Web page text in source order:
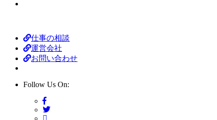
仕事の相談
運営会社
お問い合わせ
Follow Us On: